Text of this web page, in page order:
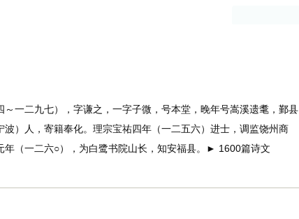
～一二九七），字谦之，一字子微，号本堂，晚年号嵩溪遗耄，鄞县
波）人，寄籍奉化。理宗宝祐四年（一二五六）进士，调监饶州商
年（一二六○），为白鹭书院山长，知安福县。► 1600篇诗文